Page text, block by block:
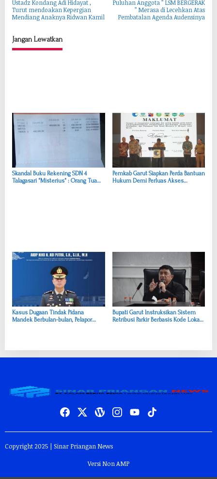
a
v
i
g
o
s
Ustadz Kondang Adi Hidayat ,
Turut mendoakan Kepergian
Mendiang Anaknya Ridwan Kamil
Puluhan Anggota ” LSM BERGERAK
” Merasa di Lecehkan Atas
Pembatalan Agenda Audensinya
Jangan Lewatkan
Skandal Buku Rekening SDN 4
Talagasari *Misterius* : Orang Tua
Pemkab Garut Siapkan Perda Bantuan
Hukum Demi Perluas Akses
Kasus Dugaan Tindak Pidana
Mandek Berbulan-bulan, Pelapor
Bupati Garut Instruksikan Sistem
Retribusi Parkir Berbasis Kode Lokasi
Copyright 2025 | Sinar Priangan News
Versi Non AMP